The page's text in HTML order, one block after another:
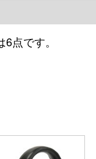
6点です。